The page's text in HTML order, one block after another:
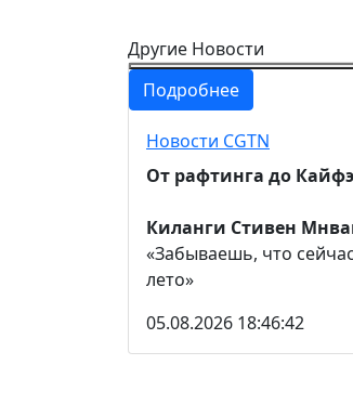
Другие Новости
Подробнее
Новости CGTN
От рафтинга до
Киланги Стивен
«Забываешь, что сейчас
лето»
05.08.2026 18:46:42